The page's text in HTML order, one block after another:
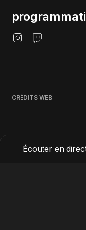
Écouter en
CRÉDITS WEB